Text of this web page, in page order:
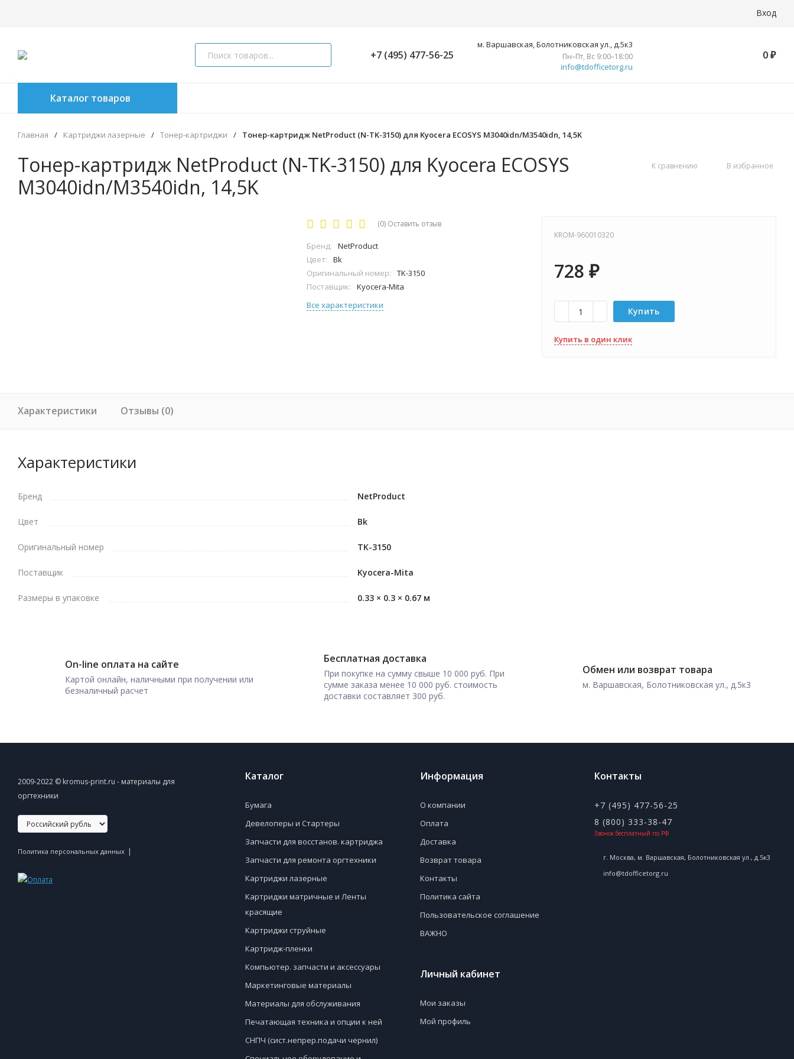
Вход
+7 (495) 477-56-25
м. Варшавская, Болотниковская ул., д.5к3
Пн–Пт, Вс 9:00–18:00
info@tdofficetorg.ru
0 ₽
Каталог товаров
Главная / Картриджи лазерные / Тонер-картриджи / Тонер-картридж NetProduct (N-TK-3150) для Kyocera ECOSYS M3040idn/M3540idn, 14,5K
Тонер-картридж NetProduct (N-TK-3150) для Kyocera ECOSYS
M3040idn/M3540idn, 14,5K
К сравнению В избранное
(0) Оставить отзыв
Бренд:
NetProduct
Цвет:
Bk
Оригинальный номер:
TK-3150
Поставщик:
Kyocera-Mita
Все характеристики
KROM-960010320
728 ₽
Купить
Купить в один клик
Характеристики Отзывы (0)
Характеристики
Бренд NetProduct
Цвет Bk
Оригинальный номер TK-3150
Поставщик Kyocera-Mita
Размеры в упаковке 0.33 × 0.3 × 0.67 м
On-line оплата на сайте
Картой онлайн, наличными при получении или
безналичный расчет
Бесплатная доставка
При покупке на сумму свыше 10 000 руб. При
сумме заказа менее 10 000 руб. стоимость
доставки составляет 300 руб.
Обмен или возврат товара
м. Варшавская, Болотниковская ул., д.5к3
2009-2022 © kromus-print.ru - материалы для
оргтехники
Политика персональных данных |
Каталог
Бумага
Девелоперы и Стартеры
Запчасти для восстанов. картриджа
Запчасти для ремонта оргтехники
Картриджи лазерные
Картриджи матричные и Ленты
красящие
Картриджи струйные
Картридж-пленки
Компьютер. запчасти и аксессуары
Маркетинговые материалы
Материалы для обслуживания
Печатающая техника и опции к ней
СНПЧ (сист.непрер.подачи чернил)
Информация
О компании
Оплата
Доставка
Возврат товара
Контакты
Политика сайта
Пользовательское соглашение
ВАЖНО
Личный кабинет
Мои заказы
Мой профиль
Контакты
+7 (495) 477-56-25
8 (800) 333-38-47
Звонок бесплатный по РФ
г. Москва, м. Варшавская, Болотниковская ул., д.5к3
info@tdofficetorg.ru